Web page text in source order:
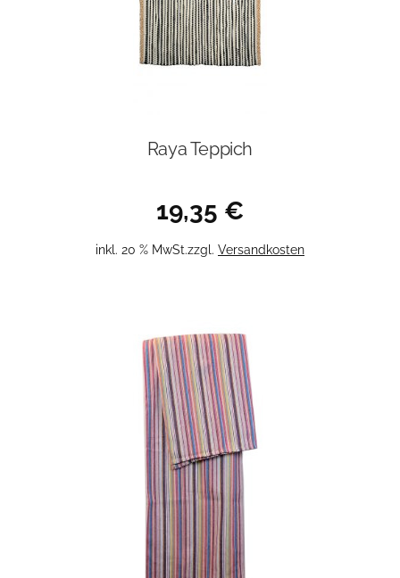
Raya Teppich
19,35 €
inkl. 20 % MwSt.zzgl. Versandkosten